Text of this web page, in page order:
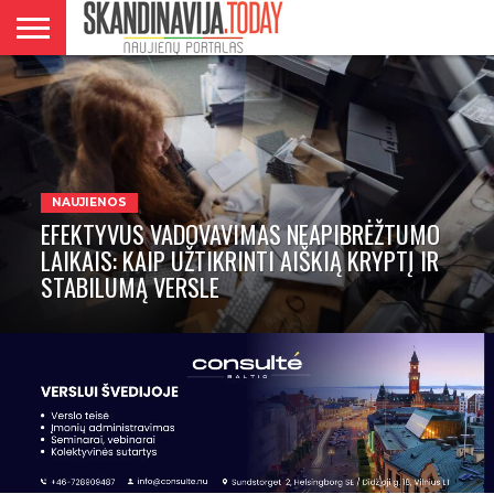
DANIJA
NORVEGIJA
ŠVEDIJA
LIETUVA
VERSLAS
NAUJIENOS
EFEKTYVUS VADOVAVIMAS NEAPIBRĖŽTUMO
LAIKAIS: KAIP UŽTIKRINTI AIŠKIĄ KRYPTĮ IR
STABILUMĄ VERSLE